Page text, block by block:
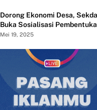
Dorong Ekonomi Desa,
Buka Sosialisasi
Merah Putih
Mei 19, 2025